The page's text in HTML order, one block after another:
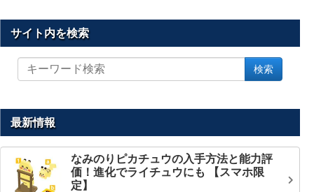
サイト内を検索
イ
を
索
検索
最新情報
なみのりピカチュウの入手方法と能力評
価！進化でライチュウにも 【スマホ限
定】